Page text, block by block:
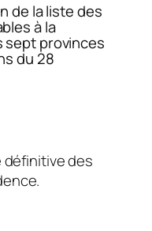
de la liste des
à la
sept provinces
du 28
définitive des